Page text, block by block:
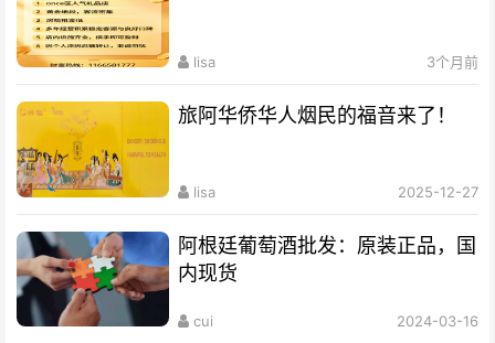
lisa 3个月前
旅阿华侨华人烟民的福音来了！
lisa 2025-12-27
阿根廷葡萄酒批发：原装正品，国
内现货
cui 2024-03-16